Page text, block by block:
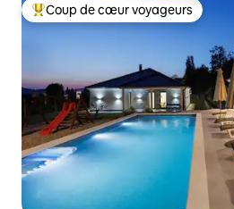
Coups de cœur voyageurs les plus
Coup de cœur voyageurs